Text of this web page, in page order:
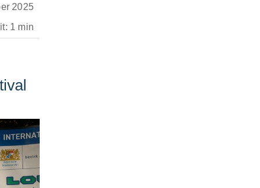
2025
1 min